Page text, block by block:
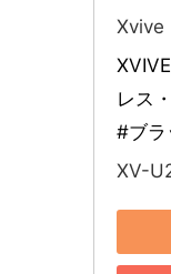
Xvive
レス
#ブラ
XV-